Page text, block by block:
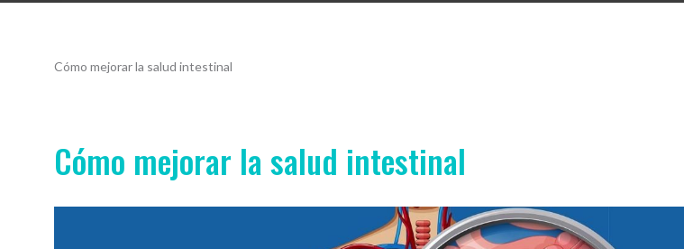
Cómo mejorar la salud intestinal
Cómo mejorar la salud intestinal